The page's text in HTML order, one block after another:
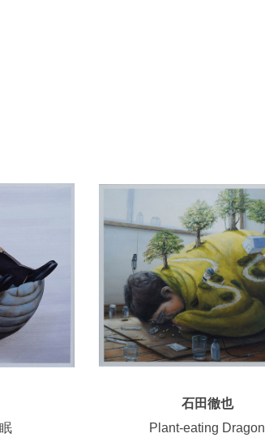
石田徹也
Plant-eating Dragon